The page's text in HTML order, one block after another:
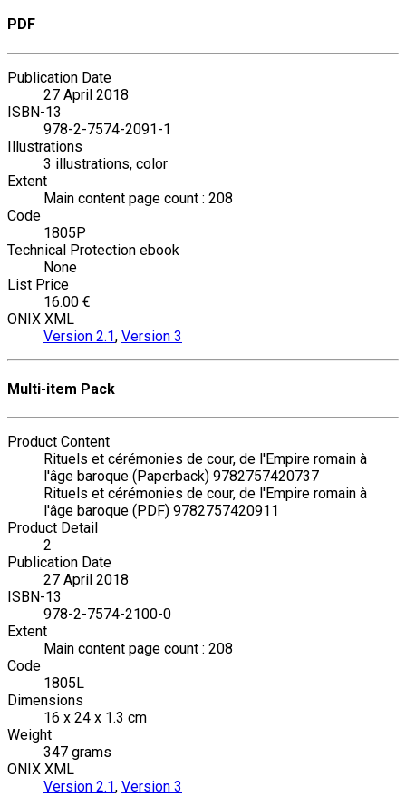
PDF
Publication Date
27 April 2018
ISBN-13
978-2-7574-2091-1
Illustrations
3 illustrations, color
Extent
Main content page count : 208
Code
1805P
Technical Protection ebook
None
List Price
16.00 €
ONIX XML
Version 2.1, Version 3
Multi-item Pack
Product Content
Rituels et cérémonies de cour, de l'Empire romain à
l'âge baroque (Paperback) 9782757420737
Rituels et cérémonies de cour, de l'Empire romain à
l'âge baroque (PDF) 9782757420911
Product Detail
2
Publication Date
27 April 2018
ISBN-13
978-2-7574-2100-0
Extent
Main content page count : 208
Code
1805L
Dimensions
16 x 24 x 1.3 cm
Weight
347 grams
ONIX XML
Version 2.1, Version 3